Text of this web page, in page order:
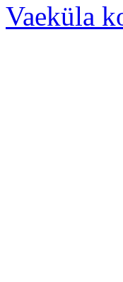
Vaeküla